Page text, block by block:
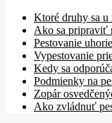
Ktoré druhy sa u
Ako sa pripraviť
Pestovanie
Vypestovanie
Kedy sa
Podmienky na
Zopár
Ako zvládnuť